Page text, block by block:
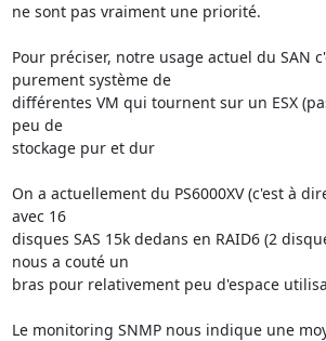
ne sont pas vraiment une priorité.
Pour préciser, notre usage actuel du SAN
purement système de
différentes VM qui tournent sur un ESX
peu de
stockage pur et dur
On a actuellement du PS6000XV (c'est à
avec 16
disques SAS 15k dedans en RAID6 (2
nous a couté un
bras pour relativement peu d'espace
Le monitoring SNMP nous indique une